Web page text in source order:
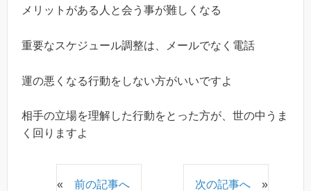
メリットがある人と会う事が難しくなる
重要なスケジュール調整は、メールでなく電話
運の悪くなる行動をしない方がいいですよ
相手の立場を理解した行動をとった方が、世の中うま
く回りますよ
« 前の記事へ 次の記事へ »